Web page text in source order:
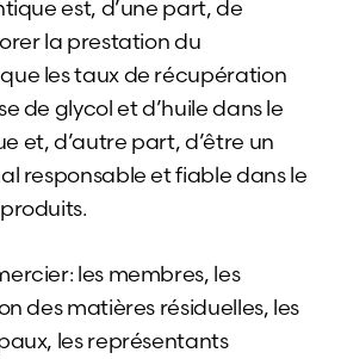
est, d’une part, de
la prestation du
les taux de récupération
de glycol et d’huile dans le
et, d’autre part, d’être un
responsable et fiable dans le
les membres, les
des matières résiduelles, les
les représentants